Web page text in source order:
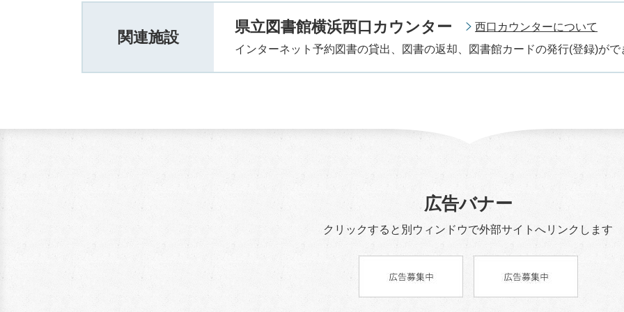
関連施設
県立図書館横浜西口カウンター
西口カウンターについて
インターネット予約図書の貸出、図書の返却、図書館カードの発行(登録)がで
広告バナー
クリックすると別ウィンドウで外部サイトへリンクします